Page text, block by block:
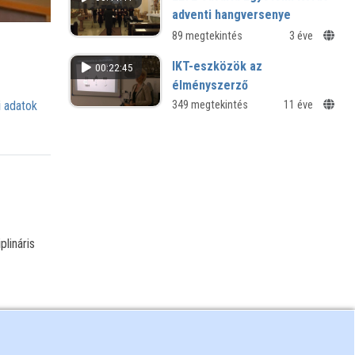
adatok
adventi hangversenye
89 megtekintés 3 éve
00:22:45
IKT-eszközök az
élményszerző
irodalomtanítás
349 megtekintés 11 éve